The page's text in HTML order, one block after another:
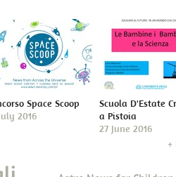
Space Scoop
2016
Scuola D'Estate
a Pistoia
27 June 2016
+